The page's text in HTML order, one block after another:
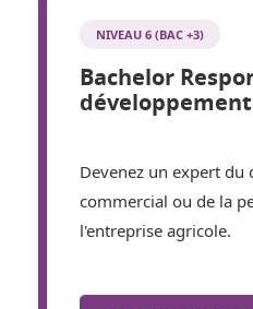
NIVEAU 6 (BAC +3)
Bachelor
développement
Devenez un expert du
commercial ou de la
l'entreprise agricole.